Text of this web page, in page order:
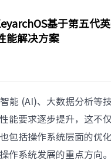
基于第五代
能解决方案
能 (AI)、大数据分析等
能要求逐步提升，这不
包括操作系统层面的优
作系统发展的重点方向。